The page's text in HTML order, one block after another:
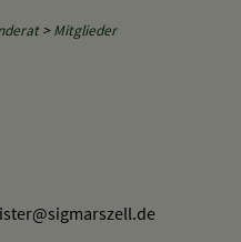
>Mitglieder